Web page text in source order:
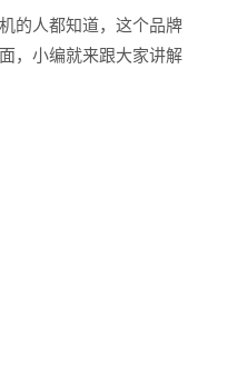
的人都知道，这个品牌
，小编就来跟大家讲解